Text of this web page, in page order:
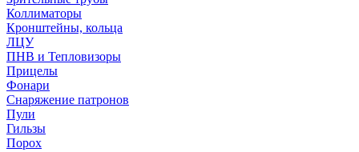
Коллиматоры
Кронштейны, кольца
ЛЦУ
ПНВ и Тепловизоры
Прицелы
Фонари
Снаряжение патронов
Пули
Гильзы
Порох